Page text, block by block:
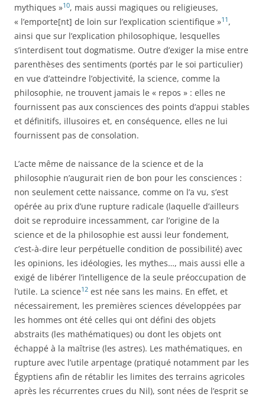
mythiques »10, mais aussi magiques ou religieuses,
« l’emporte[nt] de loin sur l’explication scientifique »11 ,
ainsi que sur l’explication philosophique, lesquelles
s’interdisent tout dogmatisme. Outre d’exiger la mise entre
parenthèses des sentiments (portés par le soi particulier)
en vue d’atteindre l’objectivité, la science, comme la
philosophie, ne trouvent jamais le « repos » : elles ne
fournissent pas aux consciences des points d’appui stables
et définitifs, illusoires et, en conséquence, elles ne lui
fournissent pas de consolation.
L’acte même de naissance de la science et de la
philosophie n’augurait rien de bon pour les consciences :
non seulement cette naissance, comme on l’a vu, s’est
opérée au prix d’une rupture radicale (laquelle d’ailleurs
doit se reproduire incessamment, car l’origine de la
science et de la philosophie est aussi leur fondement,
c’est-à-dire leur perpétuelle condition de possibilité) avec
les opinions, les idéologies, les mythes…, mais aussi elle a
exigé de libérer l’intelligence de la seule préoccupation de
l’utile. La science12 est née sans les mains. En effet, et
nécessairement, les premières sciences développées par
les hommes ont été celles qui ont défini des objets
abstraits (les mathématiques) ou dont les objets ont
échappé à la maîtrise (les astres). Les mathématiques, en
rupture avec l’utile arpentage (pratiqué notamment par les
Égyptiens afin de rétablir les limites des terrains agricoles
après les récurrentes crues du Nil), sont nées de l’esprit se